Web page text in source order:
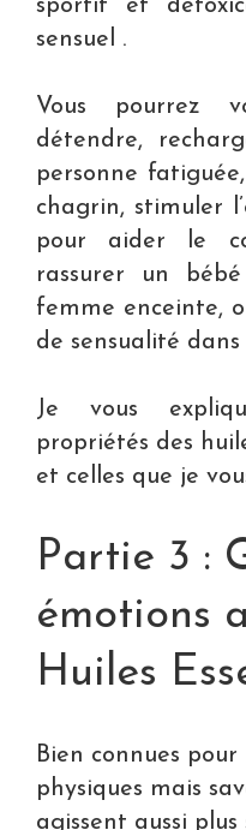
sportif et
sensuel .
Vous pourrez
détendre,
personne
chagrin, stimuler
pour aider le
rassurer un
femme enceinte,
de sensualité dans
Je vous
propriétés des
et celles que je
Partie 3 :
émotions
Huiles
Bien connues
physiques mais
agissent aussi